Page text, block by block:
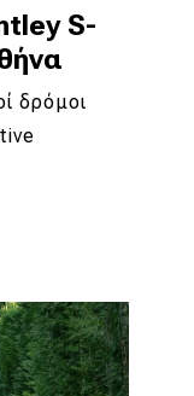
S-
δρόμοι